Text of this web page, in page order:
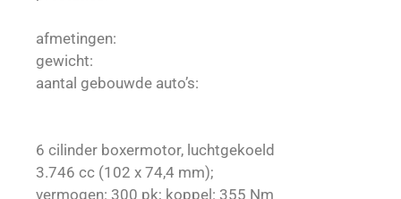
afmetingen:
gewicht:
aantal gebouwde auto’s:
6 cilinder boxermotor, luchtgekoeld
3.746 cc (102 x 74,4 mm);
vermogen: 300 pk; koppel: 355 Nm